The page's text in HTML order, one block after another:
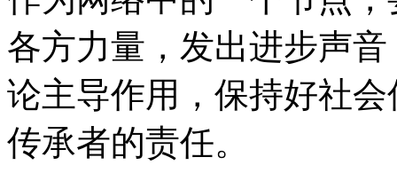
各方力量，发出进步声
论主导作用，保持好社
传承者的责任。